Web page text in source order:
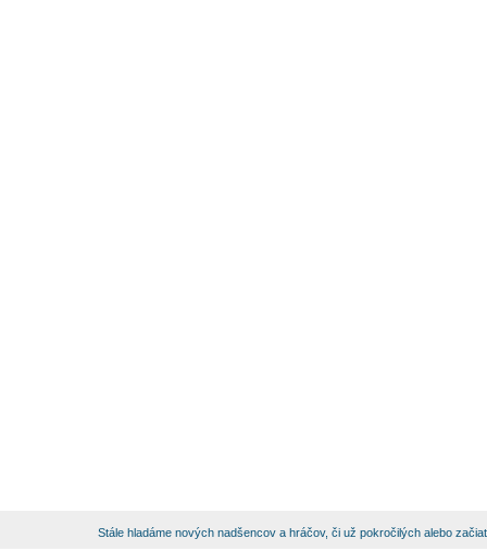
Stále hladáme nových nadšencov a hráčov, či už pokročilých alebo